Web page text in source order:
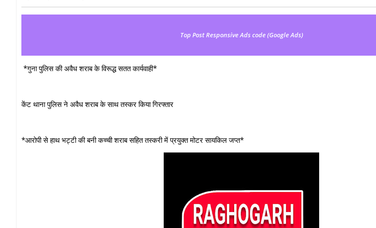
Top Post Responsive Ads code (Google Ads)
*गुना पुलिस की अवैध शराब के विरूद्ध सतत कार्यवाही*
केंट थाना पुलिस ने अवैध शराब के साथ तस्कर किया गिरफ्तार
*आरोपी से हाथ भट्टी की बनी कच्ची शराब सहित तस्करी में प्रयुक्त मोटर सायकिल जप्त*